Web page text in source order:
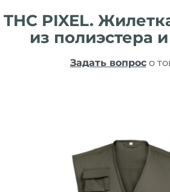
THC PIXEL.
из полиэстера
Задать вопросо